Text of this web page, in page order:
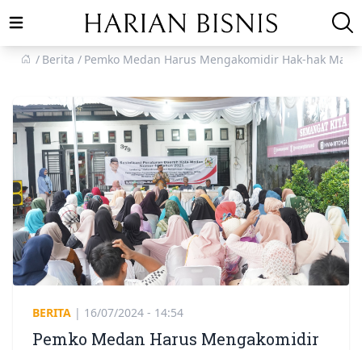
Open main menu
Berita
Pemko Medan Harus Mengakomidir Hak-hak
BERITA | 16/07/2024 - 14:54
Pemko Medan Harus Mengakomidir